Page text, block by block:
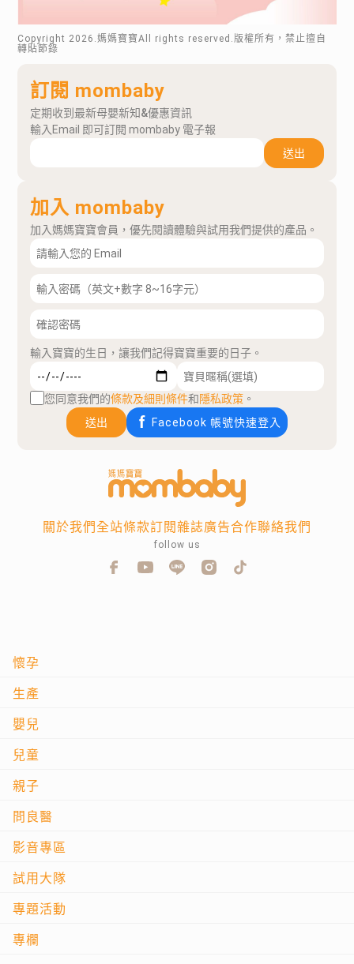
Copyright 2026 .媽媽寶寶All rights reserved.版權所有，禁止擅自
轉貼節錄
訂閱 mombaby
定期收到最新母嬰新知&優惠資訊
輸入Email 即可訂閱 mombaby 電子報
送出
加入 mombaby
加入媽媽寶寶會員，優先閱讀體驗與試用我們提供的產品。
輸入寶寶的生日，讓我們記得寶寶重要的日子。
您同意我們的條款及細則條件和隱私政策 。
送出
Facebook 帳號快速登入
懷孕
生產
嬰兒
兒童
親子
問良醫
影音專區
試用大隊
專題活動
專欄
關於我們全站條款訂閱雜誌廣告合作聯絡我們
follow us